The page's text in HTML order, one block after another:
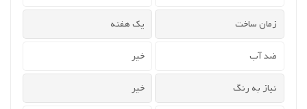
زمان ساخت یک هفته
ضد آب خیر
نیاز به رنگ خیر